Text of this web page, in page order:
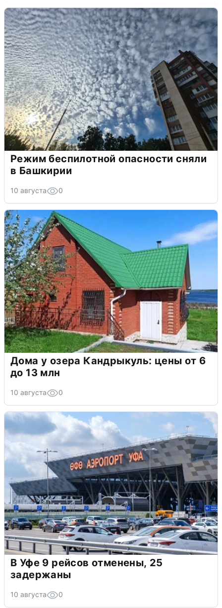
Режим беспилотной опасности сняли
в Башкирии
10 августа 0
Дома у озера Кандрыкуль: цены от 6
до 13 млн
10 августа 0
В Уфе 9 рейсов отменены, 25
задержаны
10 августа 0